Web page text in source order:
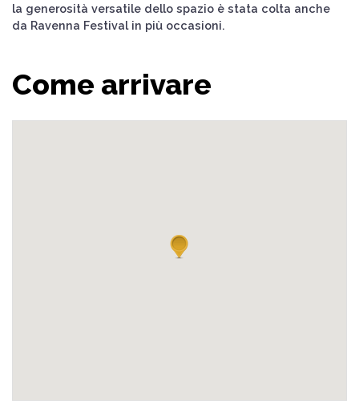
la generosità versatile dello spazio è stata colta anche
da Ravenna Festival in più occasioni.
Come arrivare